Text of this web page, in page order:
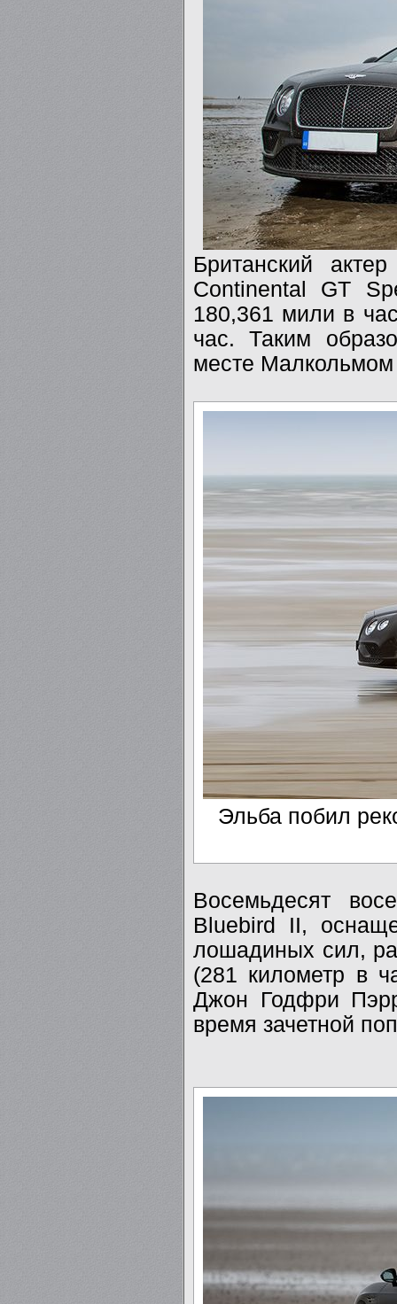
Британский
Continental GT
180,361 мили в
час. Таким
месте Малкольмом
Эльба побил
Восемьдесят
Bluebird II,
лошадиных сил,
(281 километр в
Джон Годфри
время зачетной